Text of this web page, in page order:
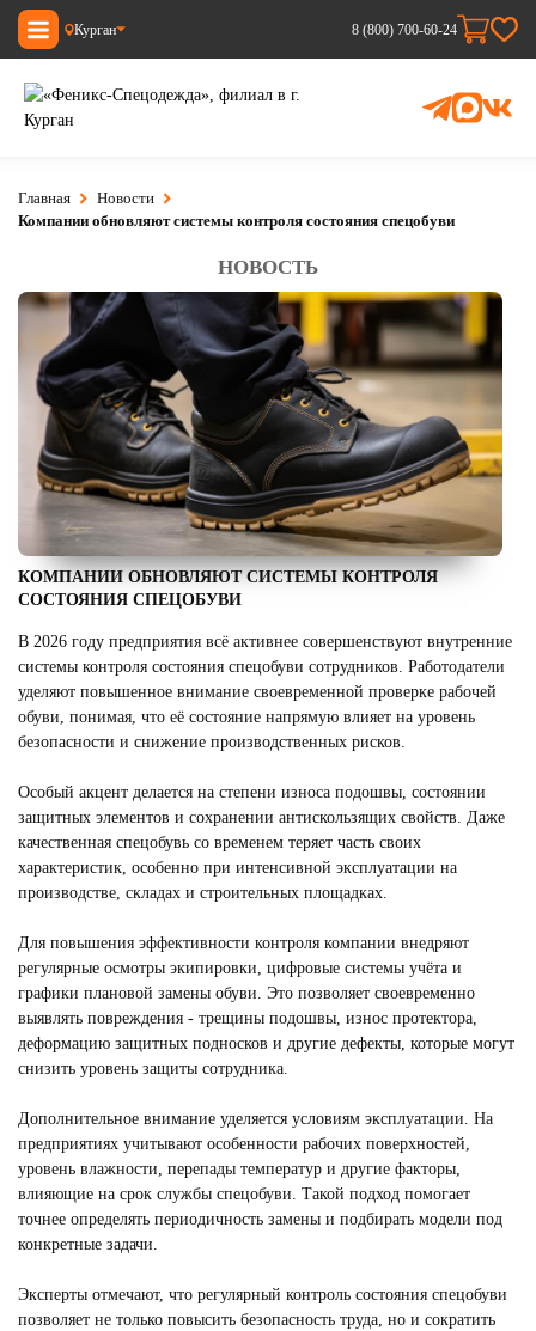
Курган 8 (800) 700-60-24
Главная
Новости
Компании обновляют системы контроля состояния спецобуви
НОВОСТЬ
КОМПАНИИ ОБНОВЛЯЮТ СИСТЕМЫ КОНТРОЛЯ
СОСТОЯНИЯ СПЕЦОБУВИ
В 2026 году предприятия всё активнее совершенствуют внутренние
системы контроля состояния спецобуви сотрудников. Работодатели
уделяют повышенное внимание своевременной проверке рабочей
обуви, понимая, что её состояние напрямую влияет на уровень
безопасности и снижение производственных рисков.
Особый акцент делается на степени износа подошвы, состоянии
защитных элементов и сохранении антискользящих свойств. Даже
качественная спецобувь со временем теряет часть своих
характеристик, особенно при интенсивной эксплуатации на
производстве, складах и строительных площадках.
Для повышения эффективности контроля компании внедряют
регулярные осмотры экипировки, цифровые системы учёта и
графики плановой замены обуви. Это позволяет своевременно
выявлять повреждения - трещины подошвы, износ протектора,
деформацию защитных подносков и другие дефекты, которые могут
снизить уровень защиты сотрудника.
Дополнительное внимание уделяется условиям эксплуатации. На
предприятиях учитывают особенности рабочих поверхностей,
уровень влажности, перепады температур и другие факторы,
влияющие на срок службы спецобуви. Такой подход помогает
точнее определять периодичность замены и подбирать модели под
конкретные задачи.
Эксперты отмечают, что регулярный контроль состояния спецобуви
позволяет не только повысить безопасность труда, но и сократить